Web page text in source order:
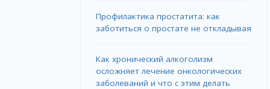
Профилактика простатита: как
заботиться о простате не откладывая
Как хронический алкоголизм
осложняет лечение онкологических
заболеваний и что с этим делать